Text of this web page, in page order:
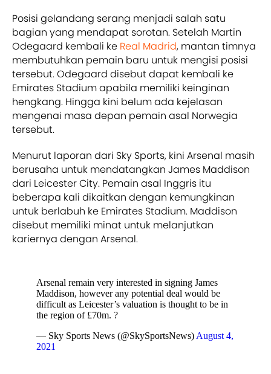
Posisi gelandang serang menjadi salah satu
bagian yang mendapat sorotan. Setelah Martin
Odegaard kembali ke Real Madrid, mantan timnya
membutuhkan pemain baru untuk mengisi posisi
tersebut. Odegaard disebut dapat kembali ke
Emirates Stadium apabila memiliki keinginan
hengkang. Hingga kini belum ada kejelasan
mengenai masa depan pemain asal Norwegia
tersebut.
Menurut laporan dari Sky Sports, kini Arsenal masih
berusaha untuk mendatangkan James Maddison
dari Leicester City. Pemain asal Inggris itu
beberapa kali dikaitkan dengan kemungkinan
untuk berlabuh ke Emirates Stadium. Maddison
disebut memiliki minat untuk melanjutkan
kariernya dengan Arsenal.
Arsenal remain very interested in signing James
Maddison, however any potential deal would be
difficult as Leicester’s valuation is thought to be in
the region of £70m. ?
— Sky Sports News (@SkySportsNews) August 4,
2021